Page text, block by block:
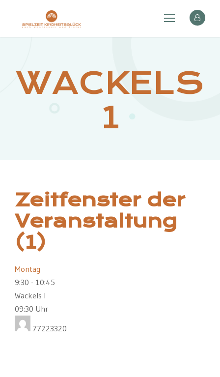
WACKELS
1
Zeitfenster der
Veranstaltung
(1)
Montag
9:30 - 10:45
Wackels I
09:30 Uhr
77223320